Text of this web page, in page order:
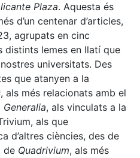
Plaza. Aquesta és
d’un centenar d’articles,
agrupats en cinc
distints lemes en llatí que
universitats. Des
que atanyen a la
, als més relacionats amb el
Generalia, als vinculats a la
als que
d’altres ciències, des de
de Quadrivium, als més